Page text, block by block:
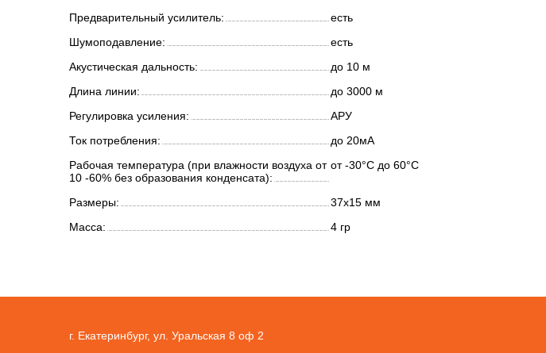
Предварительный усилитель:
есть
Шумоподавление:
есть
Акустическая дальность:
до 10 м
Длина линии:
до 3000 м
Регулировка усиления:
АРУ
Ток потребления:
до 20мА
Рабочая температура (при влажности воздуха от
10 -60% без образования конденсата):
от -30°С до 60°С
Размеры:
37х15 мм
Масса:
4 гр
г. Екатеринбург, ул. Уральская 8 оф 2